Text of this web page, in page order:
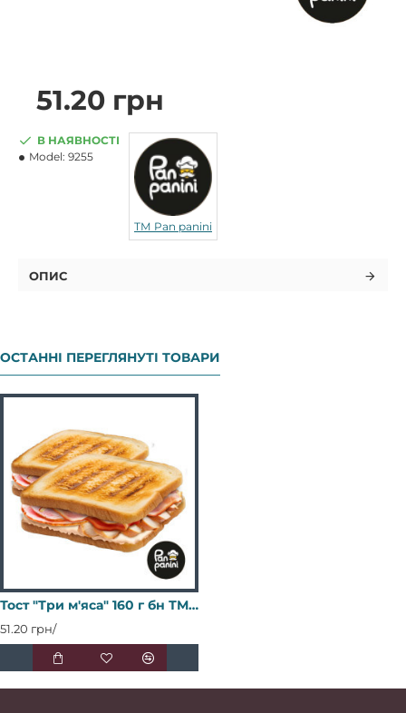
51.20 грн
В НАЯВНОСТІ
Model: 9255
ТМ Pan panini
ОПИС
ОСТАННІ ПЕРЕГЛЯНУТІ ТОВАРИ
Тост "Три м'яса" 160 г бн ТМ Pan panini
51.20 грн/